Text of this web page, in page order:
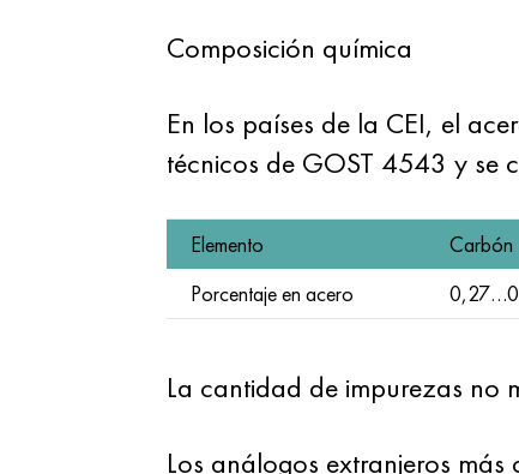
Composición química
En los países de la CEI, el
técnicos de GOST 4543 y se
Elemento Carbón
Porcentaje en acero
La cantidad de impurezas no
Los análogos extranjeros